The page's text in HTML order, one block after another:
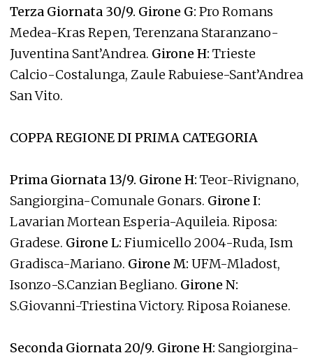
Terza Giornata 30/9. Girone G: Pro Romans
Medea-Kras Repen, Terenzana Staranzano-
Juventina Sant’Andrea. Girone H: Trieste
Calcio-Costalunga, Zaule Rabuiese-Sant’Andrea
San Vito.
COPPA REGIONE DI PRIMA CATEGORIA
Prima Giornata 13/9. Girone H: Teor-Rivignano,
Sangiorgina-Comunale Gonars. Girone I:
Lavarian Mortean Esperia-Aquileia. Riposa:
Gradese. Girone L: Fiumicello 2004-Ruda, Ism
Gradisca-Mariano. Girone M: UFM-Mladost,
Isonzo-S.Canzian Begliano. Girone N:
S.Giovanni-Triestina Victory. Riposa Roianese.
Seconda Giornata 20/9. Girone H: Sangiorgina-